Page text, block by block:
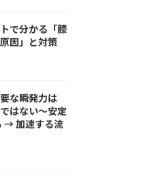
で分かる「膝
因」と対策
な瞬発力は
はない～安定
→ 加速する流